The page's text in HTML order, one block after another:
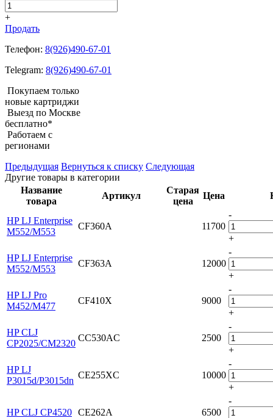
+
Продать
Телефон: 8(926)490-67-01
Telegram: 8(926)490-67-01
Покупаем только
новые картриджи
Выезд по Москве
бесплатно*
Работаем с
регионами
Предыдущая Вернуться к списку Следующая
Другие товары в категории
Название
товара
Артикул
Старая
цена
Цена
HP LJ Enterprise
M552/M553
CF360A 11700
-
+
HP LJ Enterprise
M552/M553
CF363A 12000
-
+
HP LJ Pro
M452/M477
CF410X 9000
-
+
HP CLJ
CP2025/CM2320
CC530AC 2500
-
+
HP LJ
P3015d/P3015dn
CE255XC 10000
-
+
HP CLJ CP4520 CE262A 6500
-